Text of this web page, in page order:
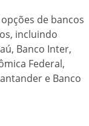
de bancos
incluindo
Banco Inter,
Federal,
e Banco